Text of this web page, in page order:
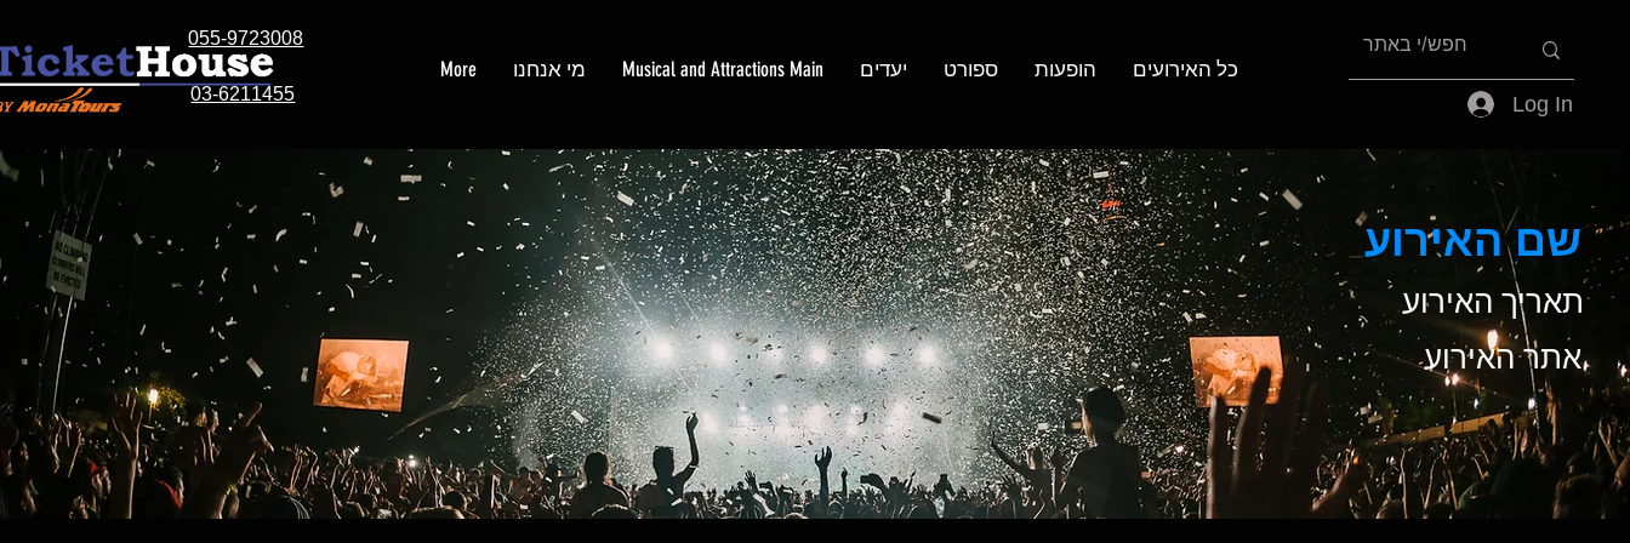
055-9723008
03-6211455
כל האירועים הופעות ספורט יעדים Musical and Attractions Main מי אנחנו
More
Log In
שם האירוע
תאריך האירוע
אתר האירוע